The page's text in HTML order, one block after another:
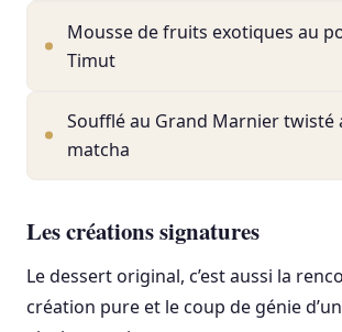
Mousse de fruits exotiques au
Timut
Soufflé au Grand Marnier twisté
matcha
Les créations signatures
Le dessert original, c’est aussi la
création pure et le coup de génie d’un